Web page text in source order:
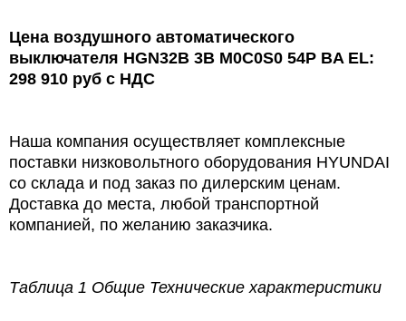
Цена воздушного автоматического
выключателя HGN32B 3B M0C0S0 54P BA EL:
298 910 руб с НДС
Наша компания осуществляет комплексные
поставки низковольтного оборудования HYUNDAI
со склада и под заказ по дилерским ценам.
Доставка до места, любой транспортной
компанией, по желанию заказчика.
Таблица 1 Общие Технические характеристики